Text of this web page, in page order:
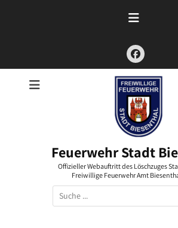
Feuerwehr Stadt
Offizieller Webauftritt des Löschzuges
Freiwillige Feuerwehr Amt
Suchen
nach: